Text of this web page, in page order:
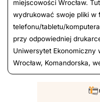
miejscowości Wrocław.
wydrukować swoje pliki w
telefonu/tabletu/
przy odpowiedniej
Uniwersytet Ekonomiczny
Wrocław, Komandorska,